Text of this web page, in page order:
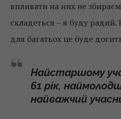
впливати на них не
складеться – я буду
для багатьох це буде
Найстаршому
61 рік,
найважчий